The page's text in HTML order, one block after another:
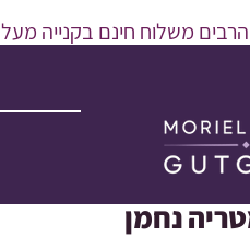
משלוח חינם בקנייה מעל 600 ש"ח :)